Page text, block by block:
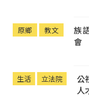
原鄉 教文
族
會
生活 立法院
公
人